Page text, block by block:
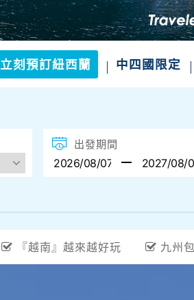
立刻預訂紐西蘭 中四國限定
出發期間
『越南』越來越好玩 九州